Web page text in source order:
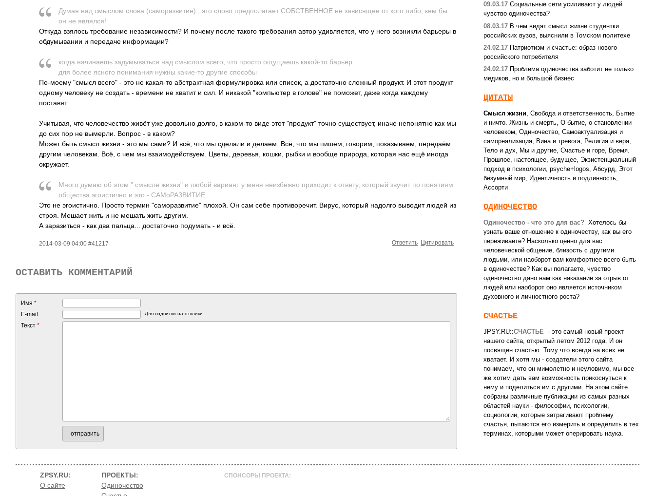
Думая над смыслом слова (сам­ораз­витие) , это слово пред­пола­гает СОБС­ТВЕН­НОЕ не зави­сящее от кого либо, кем бы
он не явля­лся!
Откуда взялось требование независимости? И почему после такого требования автор удивляется, что у него возникли барьеры в
обдумывании и передаче информации?
когда начи­наешь заду­мыва­ться над смыслом всего, что просто ощущ­аешь како­й-то барьер
для более ясного пони­мания нужны каки­е-то другие спос­обы
По-моему "смысл всего" - это не какая-то абстрактная формулировка или список, а достаточно сложный продукт. И этот продукт
одному человеку не создать - времени не хватит и сил. И никакой "компьютер в голове" не поможет, даже когда каждому
поставят.
Учитывая, что человечество живёт уже довольно долго, в каком-то виде этот "продукт" точно существует, иначе непонятно как мы
до сих пор не вымерли. Вопрос - в каком?
Может быть смысл жизни - это мы сами? И всё, что мы сделали и делаем. Всё, что мы пишем, говорим, показываем, передаём
другим человекам. Всё, с чем мы взаимодействуем. Цветы, деревья, кошки, рыбки и вообще природа, которая нас ещё иногда
окружает.
Много думаю об этом " смысле жизни" и любой вариант у меня неиз­бежно прих­одит к ответу, который звучит по поня­тиям
обще­ства эгои­стично и это - САМо­РАЗВ­ИТИЕ.
Это не эгоистично. Просто термин "саморазвитие" плохой. Он сам себе противоречит. Вирус, который надолго выводит людей из
строя. Мешает жить и не мешать жить другим.
А заразиться - как два пальца... достаточно подумать - и всё.
2014-03-09 04:00 #41217 Цитировать
Ответить
ОСТАВИТЬ КОММЕНТАРИЙ
Имя *
E-mail
Для подписки на отклики
Текст *
отправить
09.03.17 Социальные сети усиливают у людей
чувство одиночества?
08.03.17 В чем видят смысл жизни студентки
российских вузов, выяснили в Томском политехе
24.02.17 Патриотизм и счастье: образ нового
российского потребителя
24.02.17 Проблема одиночества заботит не только
медиков, но и большой бизнес
ЦИТАТЫ
Смысл жизни, Свобода и ответственность, Бытие
и ничто. Жизнь и смерть, О бытие, о становлении
человеком, Одиночество, Самоактуализация и
самореализация, Вина и тревога, Религия и вера,
Тело и дух, Мы и другие, Счастье и горе, Время.
Прошлое, настоящее, будущее, Экзистенциальный
подход в психологии, psyche+logos, Абсурд, Этот
безумный мир, Идентичность и подлинность,
Ассорти
ОДИНОЧЕСТВО
Одиночество - что это для вас? Хотелось бы
узнать ваше отношение к одиночеству, как вы его
переживаете? Насколько ценно для вас
человеческой общение, близость c другими
людьми, или наоборот вам комфортнее всего быть
в одиночестве? Как вы полагаете, чувство
одиночество дано нам как наказание за отрыв от
людей или наоборот оно является источником
духовного и личностного роста?
СЧАСТЬЕ
JPSY.RU::СЧАСТЬЕ - это самый новый проект
нашего сайта, открытый летом 2012 года. И он
посвящен счастью. Тому что всегда на всех не
хватает. И хотя мы - создатели этого сайта
понимаем, что он мимолетно и неуловимо, мы все
же хотим дать вам возможность прикоснуться к
нему и поделиться им с другими. На этом сайте
собраны различные публикации из самых разных
областей науки - философии, психологии,
социологии, которые затрагивают проблему
счастья, пытаются его измерить и определить в тех
терминах, которыми может оперировать наука.
ZPSY.RU:
О сайте
ПРОЕКТЫ:
Одиночество
СПОНСОРЫ ПРОЕКТА: